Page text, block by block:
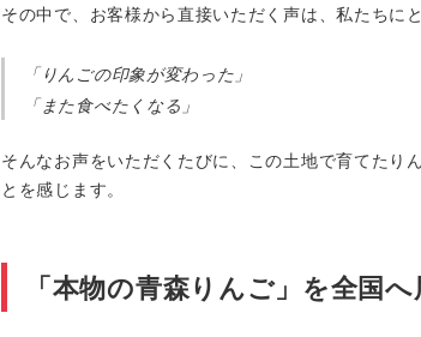
その中で、お客様から直接いただく声は、私たちに
「りんごの印象が変わった」
「また食べたくなる」
そんなお声をいただくたびに、この土地で育てた
とを感じます。
「本物の青森りんご」を全国